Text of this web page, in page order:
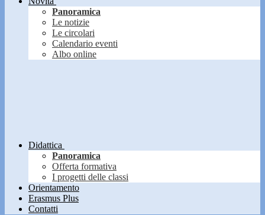
Panoramica
Le notizie
Le circolari
Calendario eventi
Albo online
Didattica
Panoramica
Offerta formativa
I progetti delle classi
Orientamento
Erasmus Plus
Contatti